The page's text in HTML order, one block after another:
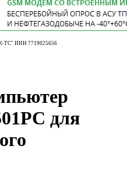
ТС" ИНН 7719025656
для